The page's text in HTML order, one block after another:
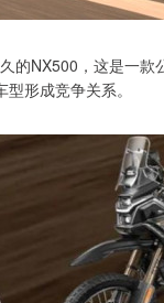
的NX500，这是一
形成竞争关系。